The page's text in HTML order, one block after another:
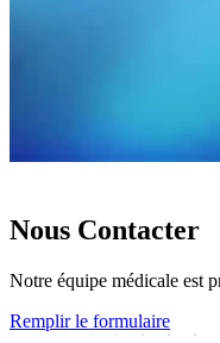
Nous Contacter
Notre équipe médicale est
Remplir le formulaire